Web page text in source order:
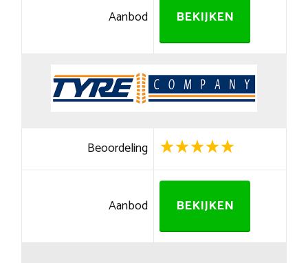
Aanbod BEKIJKEN
Beoordeling
Aanbod BEKIJKEN